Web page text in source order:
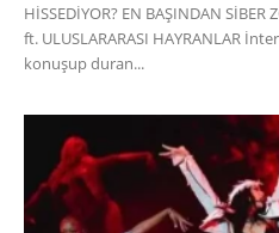
HİSSEDİYOR? EN BAŞINDAN SİBER
ft. ULUSLARARASI HAYRANLAR
konuşup duran...